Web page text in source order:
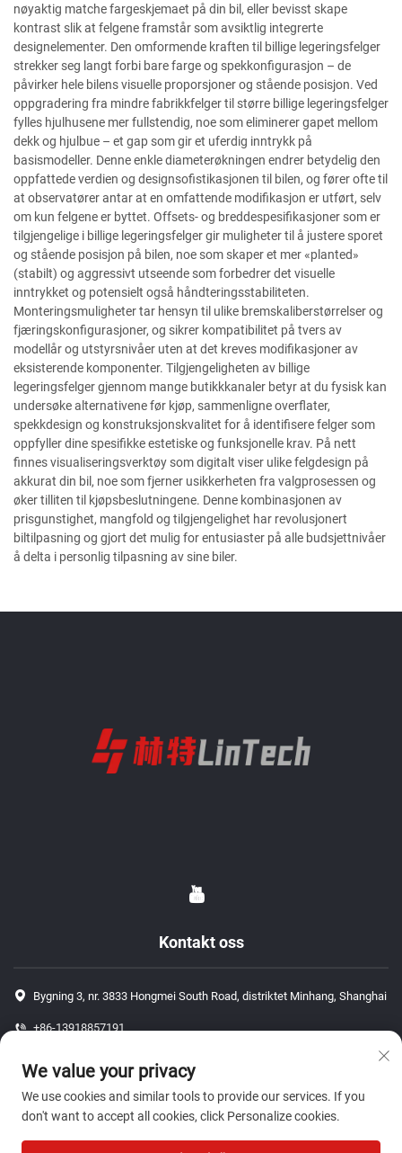
nøyaktig matche fargeskjemaet på din bil, eller bevisst skape
kontrast slik at felgene framstår som avsiktlig integrerte
designelementer. Den omformende kraften til billige legeringsfelger
strekker seg langt forbi bare farge og spekkonfigurasjon – de
påvirker hele bilens visuelle proporsjoner og stående posisjon. Ved
oppgradering fra mindre fabrikkfelger til større billige legeringsfelger
fylles hjulhusene mer fullstendig, noe som eliminerer gapet mellom
dekk og hjulbue – et gap som gir et uferdig inntrykk på
basismodeller. Denne enkle diameterøkningen endrer betydelig den
oppfattede verdien og designsofistikasjonen til bilen, og fører ofte til
at observatører antar at en omfattende modifikasjon er utført, selv
om kun felgene er byttet. Offsets- og breddespesifikasjoner som er
tilgjengelige i billige legeringsfelger gir muligheter til å justere sporet
og stående posisjon på bilen, noe som skaper et mer «planted»
(stabilt) og aggressivt utseende som forbedrer det visuelle
inntrykket og potensielt også håndteringsstabiliteten.
Monteringsmuligheter tar hensyn til ulike bremskaliberstørrelser og
fjæringskonfigurasjoner, og sikrer kompatibilitet på tvers av
modellår og utstyrsnivåer uten at det kreves modifikasjoner av
eksisterende komponenter. Tilgjengeligheten av billige
legeringsfelger gjennom mange butikkkanaler betyr at du fysisk kan
undersøke alternativene før kjøp, sammenligne overflater,
spekkdesign og konstruksjonskvalitet for å identifisere felger som
oppfyller dine spesifikke estetiske og funksjonelle krav. På nett
finnes visualiseringsverktøy som digitalt viser ulike felgdesign på
akkurat din bil, noe som fjerner usikkerheten fra valgprosessen og
øker tilliten til kjøpsbeslutningene. Denne kombinasjonen av
prisgunstighet, mangfold og tilgjengelighet har revolusjonert
biltilpasning og gjort det mulig for entusiaster på alle budsjettnivåer
å delta i personlig tilpasning av sine biler.
Kontakt oss
Bygning 3, nr. 3833 Hongmei South Road, distriktet Minhang, Shanghai
+86-13918857191
[email protected]
Opphavsrett © 2026 ShangHai J P Auto Parts Co., Ltd. Alle rettigheter
We value your privacy
We use cookies and similar tools to provide our services. If you
don't want to accept all cookies, click Personalize cookies.